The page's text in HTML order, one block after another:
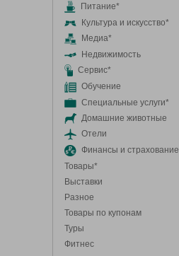
Питание*
Культура и искусство*
Медиа*
Недвижимость
Сервис*
Обучение
Специальные услуги*
Домашние животные
Отели
Финансы и страхование
Товары*
Выставки
Разное
Товары по купонам
Туры
Фитнес